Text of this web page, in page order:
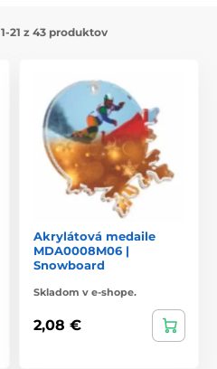
21 z 43 produktov
Akrylátová medaile
MDA0008M06 |
Snowboard
Skladom v e-shope.
2,08 €